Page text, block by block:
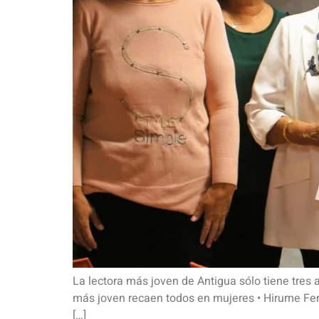
La lectora más joven de Antigua sólo tiene tres
más joven recaen todos en mujeres • Hirume
[…]